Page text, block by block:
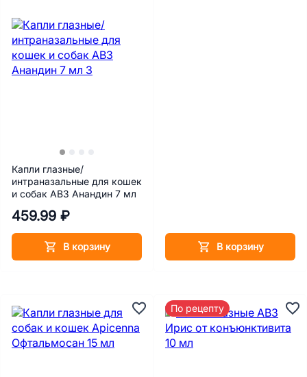
Капли глазные/
интраназальные для кошек
и собак АВЗ Анандин 7 мл
459.99 ₽
В корзину В корзину
По рецепту